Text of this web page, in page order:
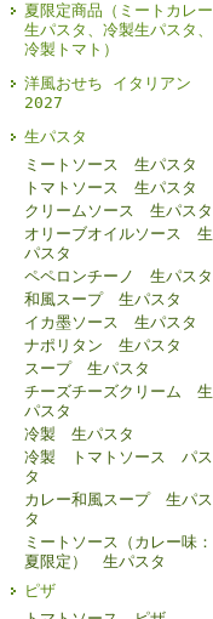
夏限定商品（ミートカレー
生パスタ、冷製生パスタ、
冷製トマト）
洋風おせち イタリアン
2027
生パスタ
ミートソース 生パスタ
トマトソース 生パスタ
クリームソース 生パスタ
オリーブオイルソース 生
パスタ
ペペロンチーノ 生パスタ
和風スープ 生パスタ
イカ墨ソース 生パスタ
ナポリタン 生パスタ
スープ 生パスタ
チーズチーズクリーム 生
パスタ
冷製 生パスタ
冷製 トマトソース パス
タ
カレー和風スープ 生パス
タ
ミートソース（カレー味：
夏限定） 生パスタ
ピザ